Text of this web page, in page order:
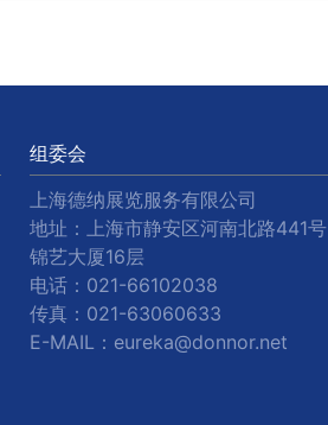
组委会
上海德纳展览服务有限公司
地址：上海市静安区河南北路441号
锦艺大厦16层
电话： 021-66102038
传真： 021-63060633
E-MAIL： eureka@donnor.net